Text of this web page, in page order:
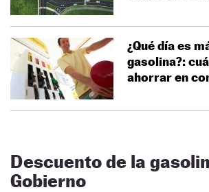
¿Qué día es
gasolina?:
ahorrar en
Descuento de la
Gobierno